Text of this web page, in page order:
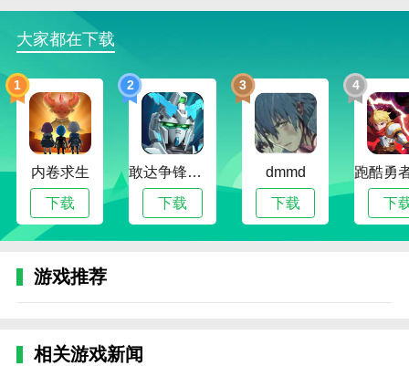
2.任务丰富多样：每个关卡设置不同的任务目标，
如在规定时间内完成割草量等，增加了游戏的挑战性和
趣味性。
3.商城资源扩展：玩家可以通过游戏商城购买新的
割草机和道具，提升游戏体验，轻松获得丰富奖励。
4.持续进步奖励：完成任务和挑战将获得丰厚的奖
励，鼓励玩家不断前进，享受成长的乐趣。
1.放松休闲的首选：该游戏以其欢快的氛围和简单
戏中体验到不同的乐趣和挑战，满足不同的游戏需求。
大家都在下载
1
内卷求生
下载
2
敢达争锋对决无限钻石版
下载
3
dmmd
下载
4
下
游戏推荐
相关游戏新闻